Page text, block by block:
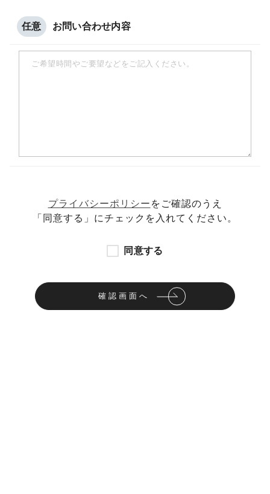
任意 お問い合わせ内容
プライバシーポリシー をご確認のうえ
「同意する」にチェックを入れてください。
同意する
確認画面へ